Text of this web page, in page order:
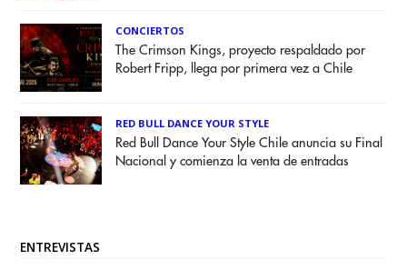
CONCIERTOS
The Crimson Kings, proyecto respaldado por
Robert Fripp, llega por primera vez a Chile
RED BULL DANCE YOUR STYLE
Red Bull Dance Your Style Chile anuncia su Final
Nacional y comienza la venta de entradas
ENTREVISTAS